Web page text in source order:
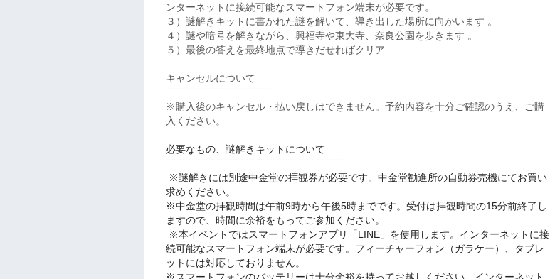
ンターネットに接続可能なスマートフォン端末が必要です。
３）謎解きキットに書かれた謎を解いて、導き出した場所に向かいます 。
４）謎や暗号を解きながら、興福寺や東大寺、奈良公園を歩きます 。
５）最後の答えを最終地点で導きだせればクリア
キャンセルについて
￣￣￣￣￣￣￣￣￣￣￣
※購入後のキャンセル・払い戻しはできません。予約内容を十分ご確認のうえ、ご購
入ください。
必要なもの、謎解きキットについて
￣￣￣￣￣￣￣￣￣￣￣￣￣￣￣￣￣￣
※謎解きには別途中金堂の拝観券が必要です。中金堂勧進所の自動券売機にてお買い
求めください。
※中金堂の拝観時間は午前9時から午後5時までです。受付は拝観時間の15分前終了し
ますので、時間に余裕をもってご参加ください。
※本イベントではスマートフォンアプリ「LINE」を使用します。インターネットに接
続可能なスマートフォン端末が必要です。フィーチャーフォン（ガラケー）、タブレ
ットには対応しておりません。